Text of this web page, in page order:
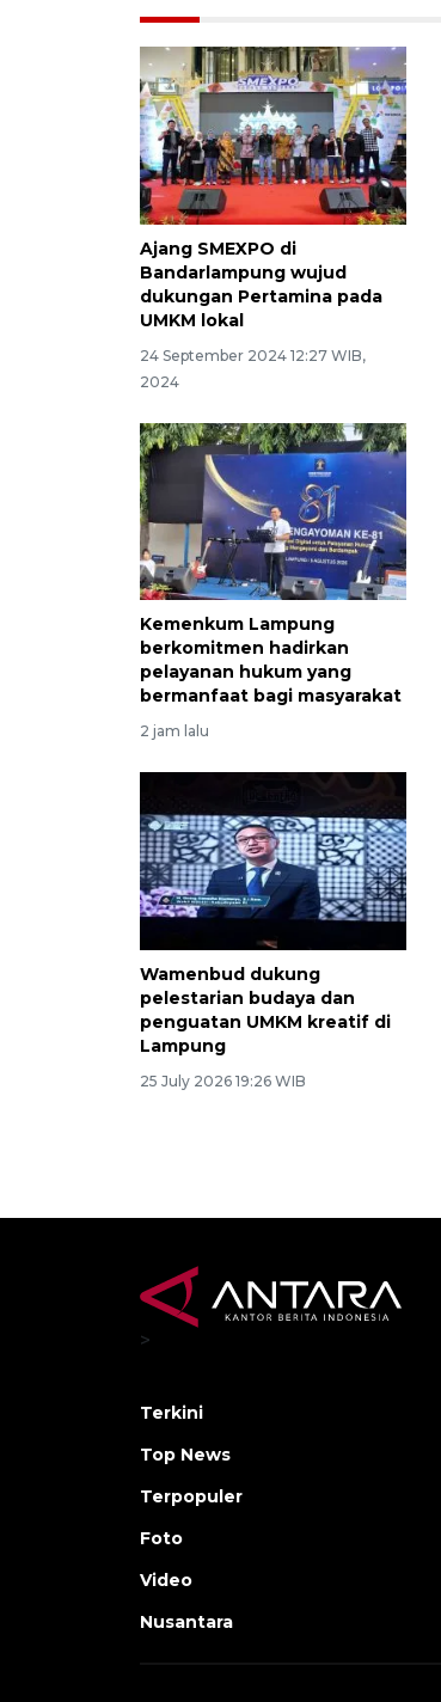
Ajang SMEXPO di
Bandarlampung wujud
dukungan Pertamina pada
UMKM lokal
24 September 2024 12:27 WIB,
2024
Kemenkum Lampung
berkomitmen hadirkan
pelayanan hukum yang
bermanfaat bagi masyarakat
2 jam lalu
Wamenbud dukung
pelestarian budaya dan
penguatan UMKM kreatif di
Lampung
25 July 2026 19:26 WIB
>
Terkini
Top News
Terpopuler
Foto
Video
Nusantara